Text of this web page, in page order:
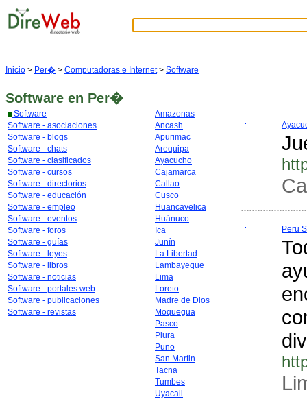
Inicio > Per� > Computadoras e Internet> Software
Software en Per�
Software
Software - asociaciones
Software - blogs
Software - chats
Software - clasificados
Software - cursos
Software - directorios
Software - educación
Software - empleo
Software - eventos
Software - foros
Software - guías
Software - leyes
Software - libros
Software - noticias
Software - portales web
Software - publicaciones
Software - revistas
Amazonas
Ancash
Apurimac
Arequipa
Ayacucho
Cajamarca
Callao
Cusco
Huancavelica
Huánuco
Ica
Junín
La Libertad
Lambayeque
Lima
Loreto
Madre de Dios
Moquegua
Pasco
Piura
Puno
San Martin
Tacna
Tumbes
Uyacali
Peru